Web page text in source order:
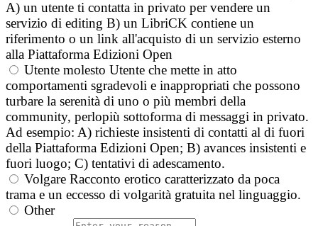
A) un utente ti contatta in privato per vendere un
servizio di editing B) un LibriCK contiene un
riferimento o un link all'acquisto di un servizio esterno
alla Piattaforma Edizioni Open
Utente molesto Utente che mette in atto
comportamenti sgradevoli e inappropriati che possono
turbare la serenità di uno o più membri della
community, perlopiù sottoforma di messaggi in privato.
Ad esempio: A) richieste insistenti di contatti al di fuori
della Piattaforma Edizioni Open; B) avances insistenti e
fuori luogo; C) tentativi di adescamento.
Volgare Racconto erotico caratterizzato da poca
trama e un eccesso di volgarità gratuita nel linguaggio.
Other